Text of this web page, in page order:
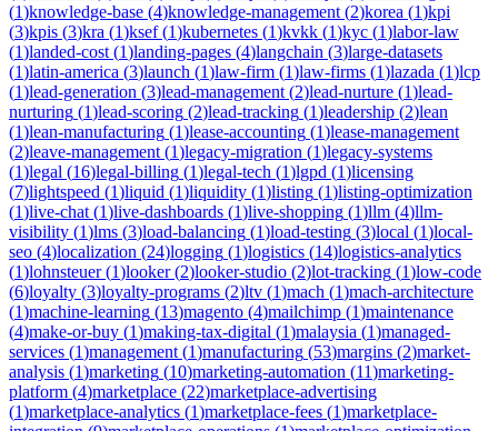
(1)knowledge-base (4)knowledge-management (2)korea (1)kpi
(3)kpis (3)kra (1)ksef(1)kubernetes (1)kvkk (1)kyc (1)labor-law
(1)landed-cost (1)landing-pages (4)langchain (3)large-datasets
(1)latin-america (3)launch (1)law-firm (1)law-firms (1)lazada (1)lcp
(1)lead-generation (3)lead-management (2)lead-nurture (1)lead-
nurturing (1)lead-scoring (2)lead-tracking (1)leadership (2)lean
(1)lean-manufacturing (1)lease-accounting (1)lease-management
(2)leave-management (1)legacy-migration (1)legacy-systems
(1)legal (16)legal-billing (1)legal-tech (1)lgpd (1)licensing
(7)lightspeed (1)liquid (1)liquidity (1)listing (1)listing-optimization
(1)live-chat (1)live-dashboards (1)live-shopping (1)llm (4)llm-
visibility (1)lms (3)load-balancing (1)load-testing (3)local (1)local-
seo (4)localization (24)logging (1)logistics (14)logistics-analytics
(1)lohnsteuer(1)looker(2)looker-studio (2)lot-tracking (1)low-code
(6)loyalty (3)loyalty-programs (2)ltv (1)mach (1)mach-architecture
(1)machine-learning (13)magento (4)mailchimp (1)maintenance
(4)make-or-buy (1)making-tax-digital (1)malaysia (1)managed-
services (1)management (1)manufacturing (53)margins (2)market-
analysis (1)marketing (10)marketing-automation (11)marketing-
platform (4)marketplace (22)marketplace-advertising
(1)marketplace-analytics (1)marketplace-fees (1)marketplace-